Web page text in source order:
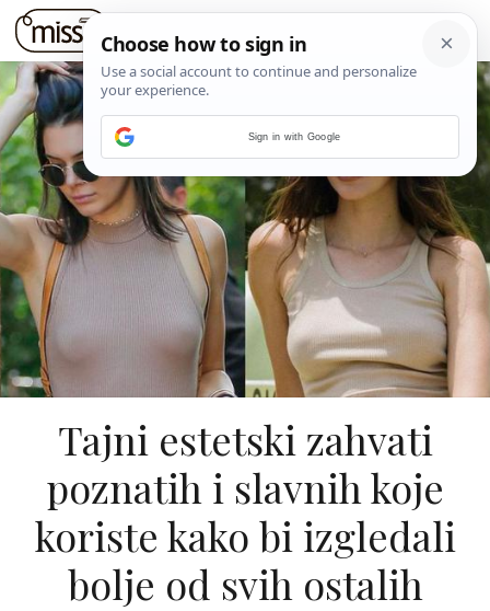
Tajni estetski zahvati
poznatih i slavnih koje
koriste kako bi izgledali
bolje od svih ostalih
Sign in with Google